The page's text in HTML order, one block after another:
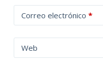
Correo electrónico *
Web
t
a